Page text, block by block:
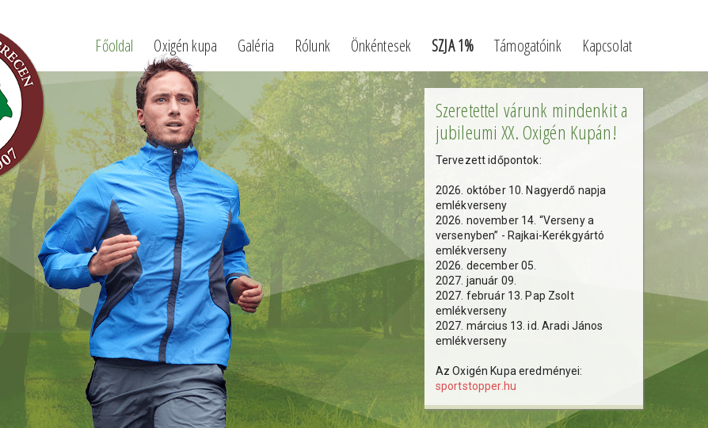
Főoldal Oxigén kupa Galéria Rólunk Önkéntesek SZJA 1% Támogatóink Kapcsolat
Szeretettel várunk mindenkit a
jubileumi XX. Oxigén Kupán!
Tervezett időpontok:
2026. október 10. Nagyerdő napja
emlékverseny
2026. november 14. “Verseny a
versenyben” - Rajkai-Kerékgyártó
emlékverseny
2026. december 05.
2027. január 09.
2027. február 13. Pap Zsolt
emlékverseny
2027. március 13. id. Aradi János
emlékverseny
Az Oxigén Kupa eredményei:
sportstopper.hu